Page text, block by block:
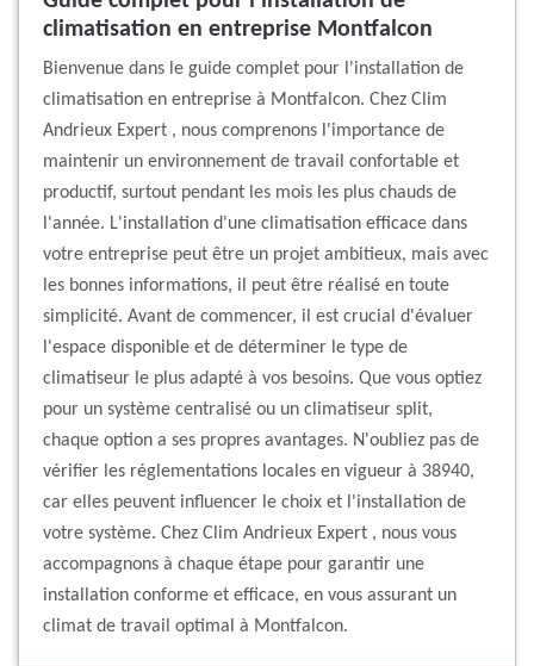
climatisation en entreprise Montfalcon
Bienvenue dans le guide complet pour l'installation de
climatisation en entreprise à Montfalcon. Chez Clim
Andrieux Expert , nous comprenons l'importance de
maintenir un environnement de travail confortable et
productif, surtout pendant les mois les plus chauds de
l'année. L'installation d'une climatisation efficace dans
votre entreprise peut être un projet ambitieux, mais avec
les bonnes informations, il peut être réalisé en toute
simplicité. Avant de commencer, il est crucial d'évaluer
l'espace disponible et de déterminer le type de
climatiseur le plus adapté à vos besoins. Que vous optiez
pour un système centralisé ou un climatiseur split,
chaque option a ses propres avantages. N'oubliez pas de
vérifier les réglementations locales en vigueur à 38940,
car elles peuvent influencer le choix et l'installation de
votre système. Chez Clim Andrieux Expert , nous vous
accompagnons à chaque étape pour garantir une
installation conforme et efficace, en vous assurant un
climat de travail optimal à Montfalcon.